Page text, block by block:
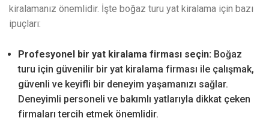
kiralamanız önemlidir. İşte boğaz turu yat kiralama için bazı
ipuçları:
Profesyonel bir yat kiralama firması seçin: Boğaz
turu için güvenilir bir yat kiralama firması ile çalışmak,
güvenli ve keyifli bir deneyim yaşamanızı sağlar.
Deneyimli personeli ve bakımlı yatlarıyla dikkat çeken
firmaları tercih etmek önemlidir.